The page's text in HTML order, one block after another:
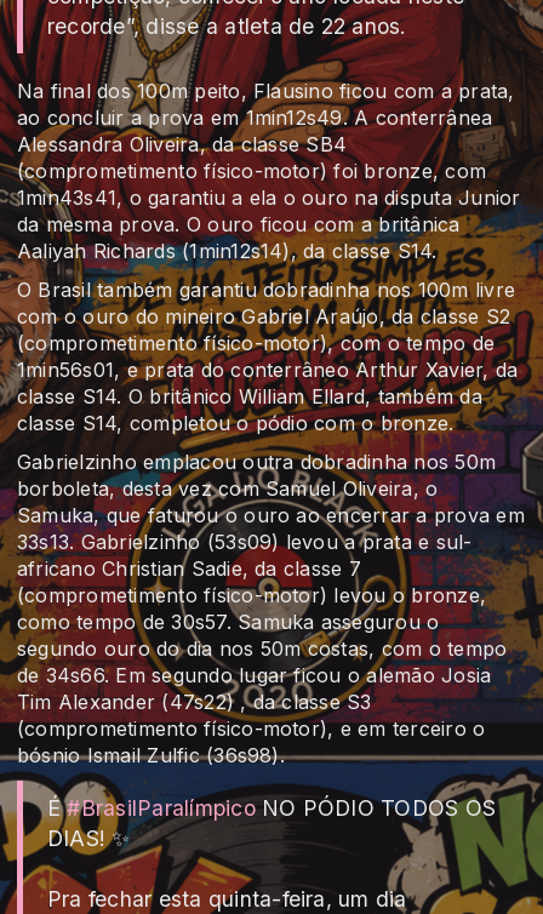
recorde”, disse a atleta de 22 anos.
Na final dos 100m peito, Flausino ficou com a prata,
ao concluir a prova em 1min12s49. A conterrânea
Alessandra Oliveira, da classe SB4
(comprometimento físico-motor) foi bronze, com
1min43s41, o garantiu a ela o ouro na disputa Junior
da mesma prova. O ouro ficou com a britânica
Aaliyah Richards (1min12s14), da classe S14.
O Brasil também garantiu dobradinha nos 100m livre
com o ouro do mineiro Gabriel Araújo, da classe S2
(comprometimento físico-motor), com o tempo de
1min56s01, e prata do conterrâneo Arthur Xavier, da
classe S14. O britânico William Ellard, também da
classe S14, completou o pódio com o bronze.
Gabrielzinho emplacou outra dobradinha nos 50m
borboleta, desta vez com Samuel Oliveira, o
Samuka, que faturou o ouro ao encerrar a prova em
33s13. Gabrielzinho (53s09) levou a prata e sul-
africano Christian Sadie, da classe 7
(comprometimento físico-motor) levou o bronze,
como tempo de 30s57. Samuka assegurou o
segundo ouro do dia nos 50m costas, com o tempo
de 34s66. Em segundo lugar ficou o alemão Josia
Tim Alexander (47s22) , da classe S3
(comprometimento físico-motor), e em terceiro o
bósnio Ismail Zulfic (36s98).
É#BrasilParalímpicoNO PÓDIO TODOS OS
DIAS! ✨
Pra fechar esta quinta-feira, um dia